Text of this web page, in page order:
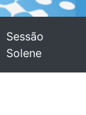
Sessão
Solene